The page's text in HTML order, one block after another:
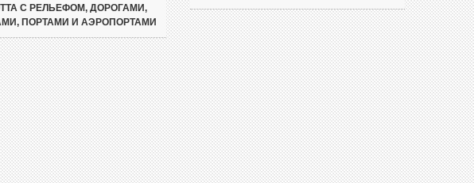
С РЕЛЬЕФОМ, ДОРОГАМИ,
ПОРТАМИ И АЭРОПОРТАМИ